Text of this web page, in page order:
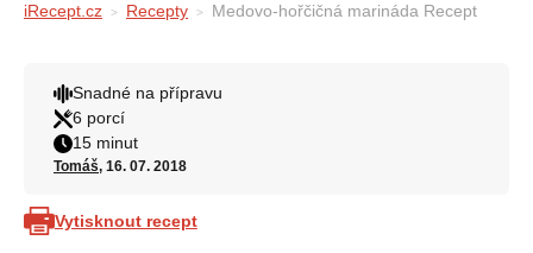
iRecept.cz Recepty Medovo-hořčičná marináda Recept
Snadné na přípravu
6 porcí
15 minut
Tomáš, 16. 07. 2018
Vytisknout recept